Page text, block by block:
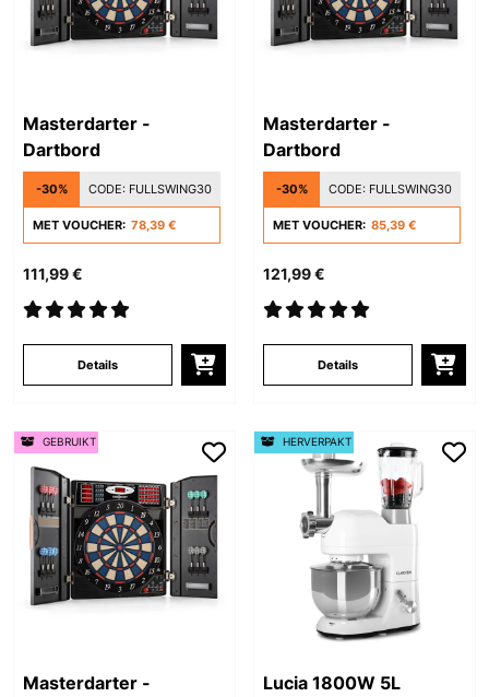
Masterdarter -
Dartbord
-30% CODE: FULLSWING30
MET VOUCHER: 78,39 €
111,99 €
Details
Masterdarter -
Dartbord
-30% CODE: FULLSWING30
MET VOUCHER: 85,39 €
121,99 €
Details
Masterdarter -
GEBRUIKT
Lucia 1800W 5L
HERVERPAKT